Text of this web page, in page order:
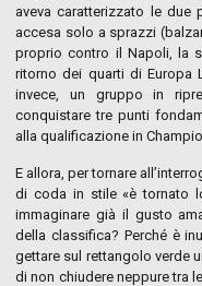
aveva caratterizzato le due
accesa solo a sprazzi
proprio contro il Napoli, la
ritorno dei quarti di Europa
invece, un gruppo in
conquistare tre punti
alla qualificazione in
E allora, per tornare
di coda in stile «è tornato
immaginare già il gusto
della classifica? Perché è
gettare sul rettangolo verde
di non chiudere neppure tra